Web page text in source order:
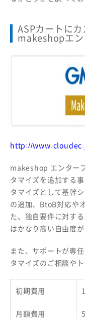
ASPカートに
makeshopエ
http://
makeshop エンター
タマイズを追加する
タマイズとして基幹
の追加、BtoB対応や
た、独自要件に対す
はかなり高い自由度が
また、サポートが専
タマイズのご相談や
初期費用
月額費用